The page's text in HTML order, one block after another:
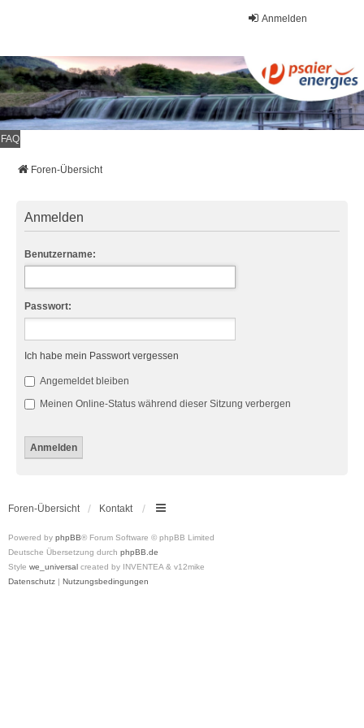
Anmelden
FAQ
Foren-Übersicht
Anmelden
Benutzername:
Passwort:
Ich habe mein Passwort vergessen
Angemeldet bleiben
Meinen Online-Status während dieser Sitzung verbergen
Foren-Übersicht Kontakt
Powered by phpBB® Forum Software © phpBB Limited
Deutsche Übersetzung durch phpBB.de
Style we_universal created by INVENTEA & v12mike
Datenschutz | Nutzungsbedingungen